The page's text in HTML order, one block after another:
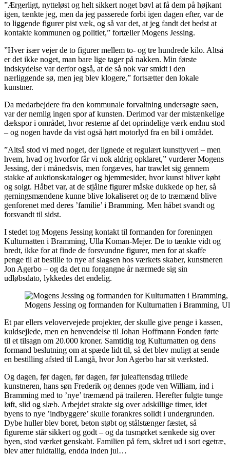
”Ærgerligt, nytteløst og helt sikkert noget bøvl at få dem på højkant
igen, tænkte jeg, men da jeg passerede forbi igen dagen efter, var de
to liggende figurer pist væk, og så var det, at jeg fandt det bedst at
kontakte kommunen og politiet,” fortæller Mogens Jessing.
”Hver især vejer de to figurer mellem to- og tre hundrede kilo. Altså
er det ikke noget, man bare lige tager på nakken. Min første
indskydelse var derfor også, at de så nok var smidt i den
nærliggende sø, men jeg blev klogere,” fortsætter den lokale
kunstner.
Da medarbejdere fra den kommunale forvaltning undersøgte søen,
var der nemlig ingen spor af kunsten. Derimod var der mistænkelige
dækspor i området, hvor resterne af det oprindelige værk endnu stod
– og nogen havde da vist også hørt motorlyd fra en bil i området.
”Altså stod vi med noget, der lignede et regulært kunsttyveri – men
hvem, hvad og hvorfor får vi nok aldrig opklaret,” vurderer Mogens
Jessing, der i månedsvis, men forgæves, har trawlet sig gennem
stakke af auktionskataloger og hjemmesider, hvor kunst bliver købt
og solgt. Håbet var, at de stjålne figurer måske dukkede op her, så
gerningsmændene kunne blive lokaliseret og de to træmænd blive
genforenet med deres ’familie’ i Bramming. Men håbet svandt og
forsvandt til sidst.
I stedet tog Mogens Jessing kontakt til formanden for foreningen
Kulturnatten i Bramming, Ulla Koman-Mejer. De to tænkte vidt og
bredt, ikke for at finde de forsvundne figurer, men for at skaffe
penge til at bestille to nye af slagsen hos værkets skaber, kunstneren
Jon Agerbo – og da det nu forgangne år nærmede sig sin
udløbsdato, lykkedes det endelig.
Mogens Jessing og formanden for Kulturnatten i Bramming,
Et par ellers velovervejede projekter, der skulle give penge i kassen,
kuldsejlede, men en henvendelse til Johan Hoffmann Fonden førte
til et tilsagn om 20.000 kroner. Samtidig tog Kulturnatten og dens
formand beslutning om at spæde lidt til, så det blev muligt at sende
en bestilling afsted til Langå, hvor Jon Agerbo har sit værksted.
Og dagen, før dagen, før dagen, før juleaftensdag trillede
kunstneren, hans søn Frederik og dennes gode ven William, ind i
Bramming med to ’nye’ træmænd på traileren. Herefter fulgte tunge
løft, slid og slæb. Arbejdet strakte sig over adskillige timer, idet
byens to nye ’indbyggere’ skulle forankres solidt i undergrunden.
Dybe huller blev boret, beton støbt og stålstænger fæstet, så
figurerne står sikkert og godt – og da tusmørket sænkede sig over
byen, stod værket genskabt. Familien på fem, skåret ud i sort egetræ,
blev atter fuldtallig, endda inden jul…